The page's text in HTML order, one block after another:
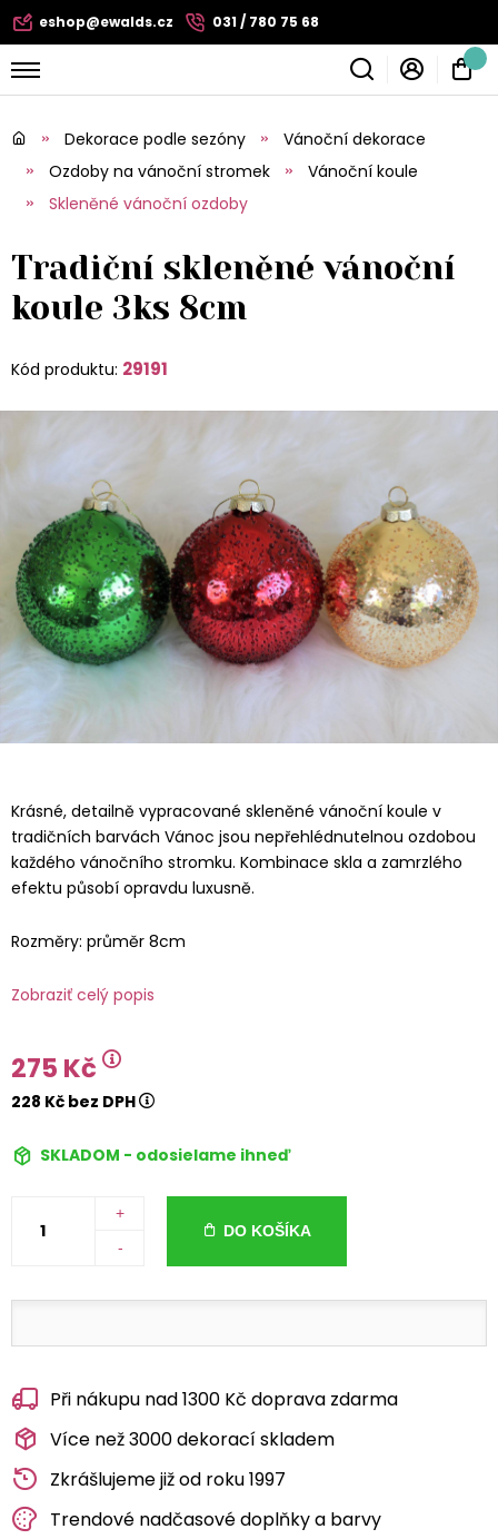
eshop@ewalds.cz 031 / 780 75 68
Dekorace podle sezóny
Vánoční dekorace
Ozdoby na vánoční stromek
Vánoční koule
Skleněné vánoční ozdoby
Tradiční skleněné vánoční
koule 3ks 8cm
Kód produktu: 29191
Krásné, detailně vypracované skleněné vánoční koule v
tradičních barvách Vánoc jsou nepřehlédnutelnou ozdobou
každého vánočního stromku. Kombinace skla a zamrzlého
efektu působí opravdu luxusně.
Rozměry: průměr 8cm
Zobraziť celý popis
275 Kč
228 Kč bez DPH
SKLADOM - odosielame ihneď
+
-
DO KOŠÍKA
Při nákupu nad 1300 Kč doprava zdarma
Více než 3000 dekorací skladem
Zkrášlujeme již od roku 1997
Trendové nadčasové doplňky a barvy